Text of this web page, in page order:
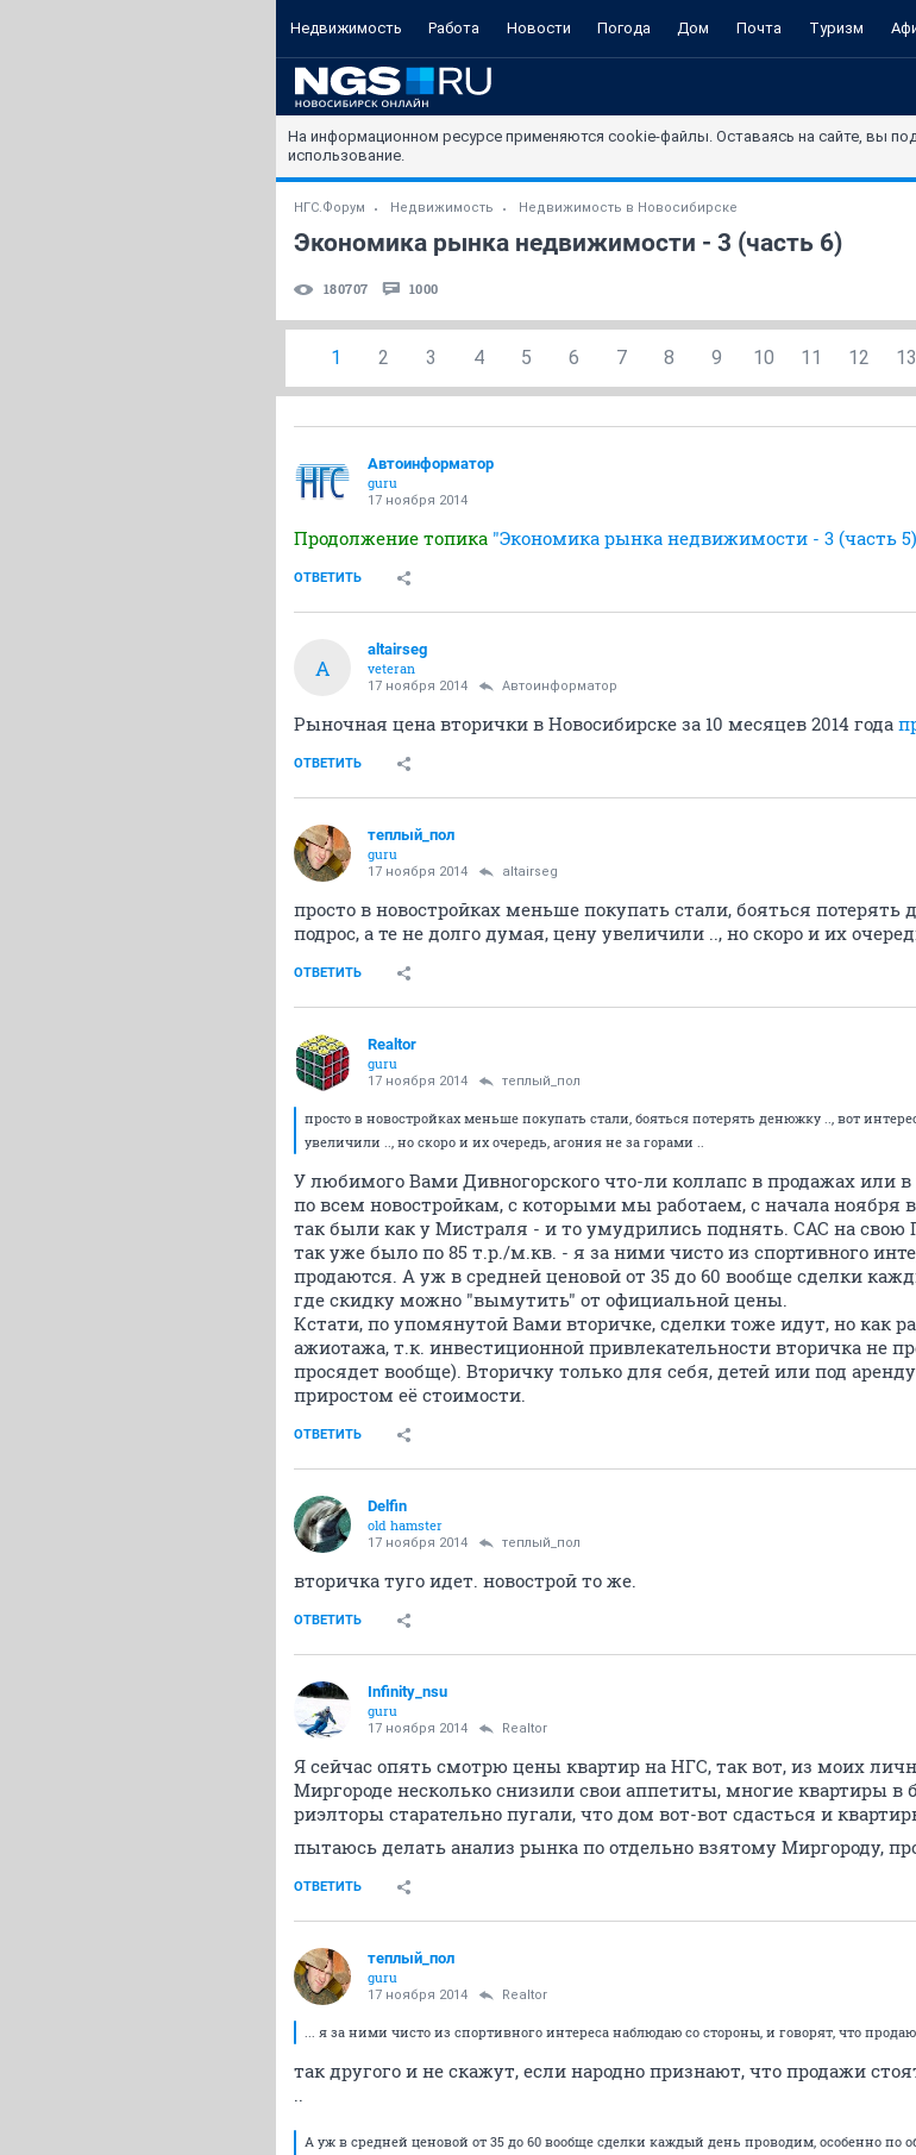
Недвижимость Работа Новости Погода Дом Почта Туризм
На информационном ресурсе применяются cookie-файлы. Оставаясь на сайте, вы
использование.
НГС.Форум Недвижимость Недвижимость в Новосибирске
Экономика рынка недвижимости - 3 (часть 6)
180707 1000
1 2 3 4 5 6 7 8 9 10 11 12 13
Автоинформатор
guru
17 ноября 2014
Продолжение топика "Экономика рынка недвижимости - 3 (часть
ОТВЕТИТЬ
A
altairseg
veteran
17 ноября 2014 Автоинформатор
Рыночная цена вторички в Новосибирске за 10 месяцев 2014 года
ОТВЕТИТЬ
теплый_пол
guru
17 ноября 2014 altairseg
просто в новостройках меньше покупать стали, бояться потерять
подрос, а те не долго думая, цену увеличили .., но скоро и их
ОТВЕТИТЬ
Realtor
guru
17 ноября 2014 теплый_пол
просто в новостройках меньше покупать стали, бояться потерять денюжку .., вот
увеличили .., но скоро и их очередь, агония не за горами ..
У любимого Вами Дивногорского что-ли коллапс в продажах или в
по всем новостройкам, с которыми мы работаем, с начала
так были как у Мистраля - и то умудрились поднять. САС на свою
так уже было по 85 т.р./м.кв. - я за ними чисто из спортивного
продаются. А уж в средней ценовой от 35 до 60 вообще сделки
где скидку можно "вымутить" от официальной цены.
Кстати, по упомянутой Вами вторичке, сделки тоже идут, но как
ажиотажа, т.к. инвестиционной привлекательности вторичка не
просядет вообще). Вторичку только для себя, детей или под
приростом её стоимости.
ОТВЕТИТЬ
Delfin
old hamster
17 ноября 2014 теплый_пол
вторичка туго идет. новострой то же.
ОТВЕТИТЬ
Infinity_nsu
guru
17 ноября 2014 Realtor
Я сейчас опять смотрю цены квартир на НГС, так вот, из моих
Миргороде несколько снизили свои аппетиты, многие квартиры в
риэлторы старательно пугали, что дом вот-вот сдасться и
пытаюсь делать анализ рынка по отдельно взятому Миргороду,
ОТВЕТИТЬ
теплый_пол
guru
17 ноября 2014 Realtor
... я за ними чисто из спортивного интереса наблюдаю со стороны, и говорят, что
так другого и не скажут, если народно признают, что продажи
..
А уж в средней ценовой от 35 до 60 вообще сделки каждый день проводим, особенно